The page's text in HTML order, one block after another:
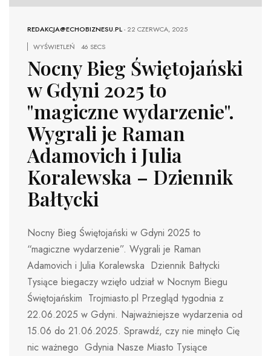
REDAKCJA@ECHOBIZNESU.PL-22 CZERWCA, 2025
WYŚWIETLEŃ
46 SECS
Nocny Bieg Świętojański
w Gdyni 2025 to
"magiczne wydarzenie".
Wygrali je Raman
Adamovich i Julia
Koralewska – Dziennik
Bałtycki
Nocny Bieg Świętojański w Gdyni 2025 to
“magiczne wydarzenie”. Wygrali je Raman
Adamovich i Julia Koralewska Dziennik Bałtycki
Tysiące biegaczy wzięło udział w Nocnym Biegu
Świętojańskim Trojmiasto.pl Przegląd tygodnia z
22.06.2025 w Gdyni. Najważniejsze wydarzenia od
15.06 do 21.06.2025. Sprawdź, czy nie minęło Cię
nic ważnego Gdynia Nasze Miasto Tysiące